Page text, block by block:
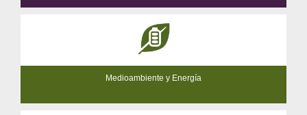
Medioambiente y Energía